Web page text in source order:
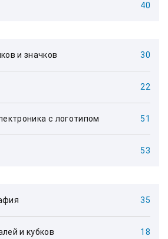
40
и значков 30
22
с логотипом 51
53
35
и кубков 18